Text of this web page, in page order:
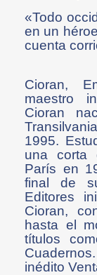
«Todo
en un
cuenta
Cioran,
maestro
Cioran
1995.
una corta
París en
final de
Editores
Cioran,
hasta el
títulos
inédito